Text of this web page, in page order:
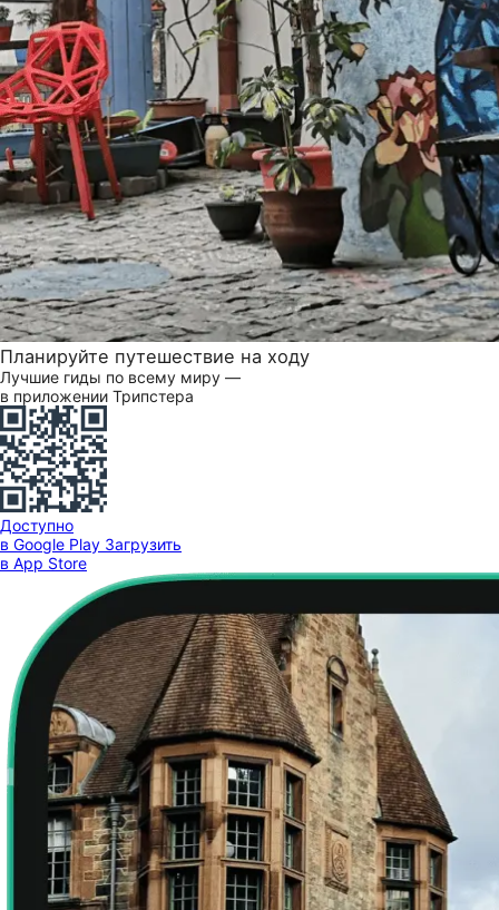
Планируйте путешествие на ходу
Лучшие гиды по всему миру —
в приложении Трипстера
Доступно
в Google Play Загрузить
в App Store